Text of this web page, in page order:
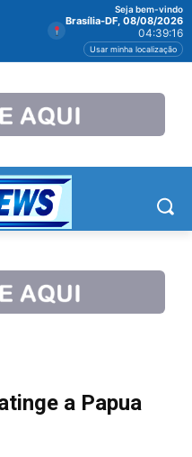
Seja bem-vindo
Brasília-DF, 08/08/2026
04:39:16
Usar minha localização
a Papua